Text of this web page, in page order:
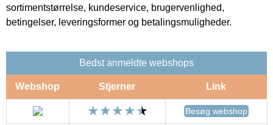
sortimentstørrelse, kundeservice, brugervenlighed,
betingelser, leveringsformer og betalingsmuligheder.
Bedst anmeldte webshops
Webshop Stjerner Link
Besøg webshop